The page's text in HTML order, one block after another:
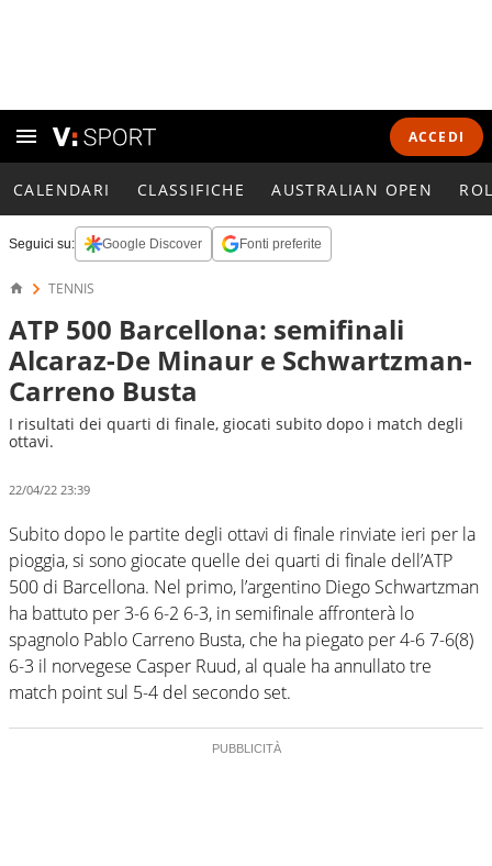
ACCEDI
CALENDARI CLASSIFICHE AUSTRALIAN OPEN
Seguici su: Google Discover Fonti preferite
TENNIS
ATP 500 Barcellona: semifinali
Alcaraz-De Minaur e Schwartzman-
Carreno Busta
I risultati dei quarti di finale, giocati subito dopo i match degli
ottavi.
22/04/22 23:39
Subito dopo le partite degli ottavi di finale rinviate ieri per la
pioggia, si sono giocate quelle dei quarti di finale dell’ATP
500 di Barcellona. Nel primo, l’argentino Diego Schwartzman
ha battuto per 3-6 6-2 6-3, in semifinale affronterà lo
spagnolo Pablo Carreno Busta, che ha piegato per 4-6 7-6(8)
6-3 il norvegese Casper Ruud, al quale ha annullato tre
match point sul 5-4 del secondo set.